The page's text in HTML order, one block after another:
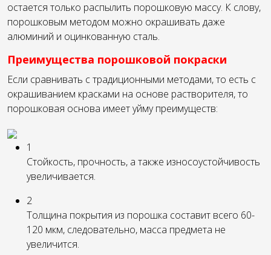
остается только распылить порошковую массу. К слову,
порошковым методом можно окрашивать даже
алюминий и оцинкованную сталь.
Преимущества порошковой покраски
Если сравнивать с традиционными методами, то есть с
окрашиванием красками на основе растворителя, то
порошковая основа имеет уйму преимуществ:
1
Стойкость, прочность, а также износоустойчивость
увеличивается.
2
Толщина покрытия из порошка составит всего 60-
120 мкм, следовательно, масса предмета не
увеличится.